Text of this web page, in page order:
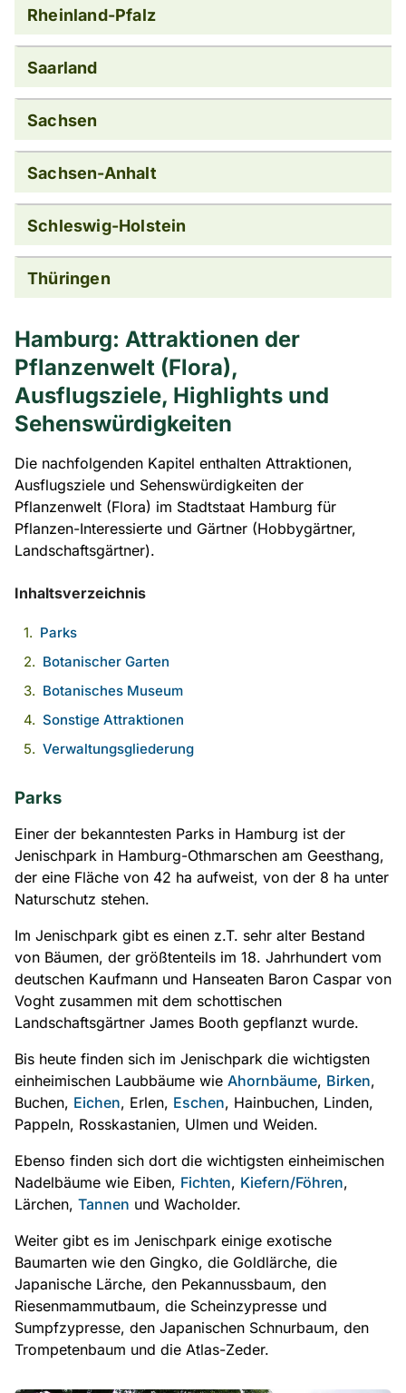
Rheinland-Pfalz
Saarland
Sachsen
Sachsen-Anhalt
Schleswig-Holstein
Thüringen
Hamburg: Attraktionen der
Pflanzenwelt (Flora),
Ausflugsziele, Highlights und
Sehenswürdigkeiten
Die nachfolgenden Kapitel enthalten Attraktionen,
Ausflugsziele und Sehenswürdigkeiten der
Pflanzenwelt (Flora) im Stadtstaat Hamburg für
Pflanzen-Interessierte und Gärtner (Hobbygärtner,
Landschaftsgärtner).
Inhaltsverzeichnis
Parks
Botanischer Garten
Botanisches Museum
Sonstige Attraktionen
Verwaltungsgliederung
Parks
Einer der bekanntesten Parks in Hamburg ist der
Jenischpark in Hamburg-Othmarschen am Geesthang,
der eine Fläche von 42 ha aufweist, von der 8 ha unter
Naturschutz stehen.
Im Jenischpark gibt es einen z.T. sehr alter Bestand
von Bäumen, der größtenteils im 18. Jahrhundert vom
deutschen Kaufmann und Hanseaten Baron Caspar von
Voght zusammen mit dem schottischen
Landschaftsgärtner James Booth gepflanzt wurde.
Bis heute finden sich im Jenischpark die wichtigsten
einheimischen Laubbäume wie Ahornbäume, Birken,
Buchen, Eichen, Erlen, Eschen, Hainbuchen, Linden,
Pappeln, Rosskastanien, Ulmen und Weiden.
Ebenso finden sich dort die wichtigsten einheimischen
Nadelbäume wie Eiben, Fichten, Kiefern/Föhren,
Lärchen, Tannen und Wacholder.
Weiter gibt es im Jenischpark einige exotische
Baumarten wie den Gingko, die Goldlärche, die
Japanische Lärche, den Pekannussbaum, den
Riesenmammutbaum, die Scheinzypresse und
Sumpfzypresse, den Japanischen Schnurbaum, den
Trompetenbaum und die Atlas-Zeder.